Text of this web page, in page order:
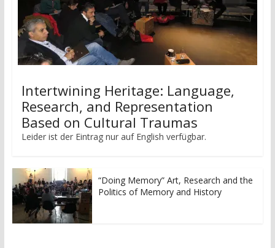
Intertwining Heritage: Language,
Research, and Representation
Based on Cultural Traumas
Leider ist der Eintrag nur auf English verfügbar.
“Doing Memory” Art, Research and the
Politics of Memory and History